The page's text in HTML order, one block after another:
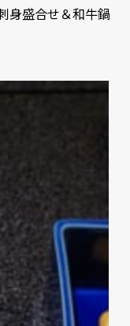
身盛合せ＆和牛鍋